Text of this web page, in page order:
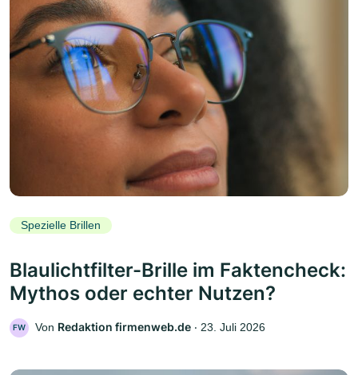
Spezielle Brillen
Blaulichtfilter-Brille im Faktencheck:
Mythos oder echter Nutzen?
FW Von Redaktion firmenweb.de ‧ 23. Juli 2026